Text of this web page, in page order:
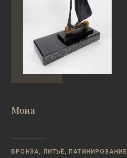
Мона
БРОНЗА, ЛИТЬЁ, ПАТИНИРОВАНИЕ